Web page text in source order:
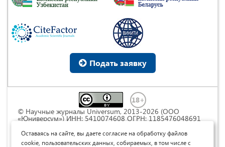
Подать заявку
© Научные журналы Universum, 2013-2026 (ООО
«Юниверсум») ИНН: 5410074608 ОГРН: 1185476048691
Commons « Attribution» («Атрибуция») 4.0
Непортированная
Оставаясь на сайте, вы даете согласие на обработку файлов
cookie, пользовательских данных, собираемых, в том числе с